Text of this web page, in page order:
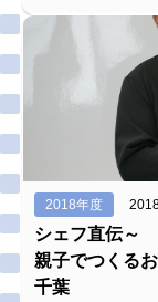
2018年度
シェフ直伝～
親子でつくる
千葉